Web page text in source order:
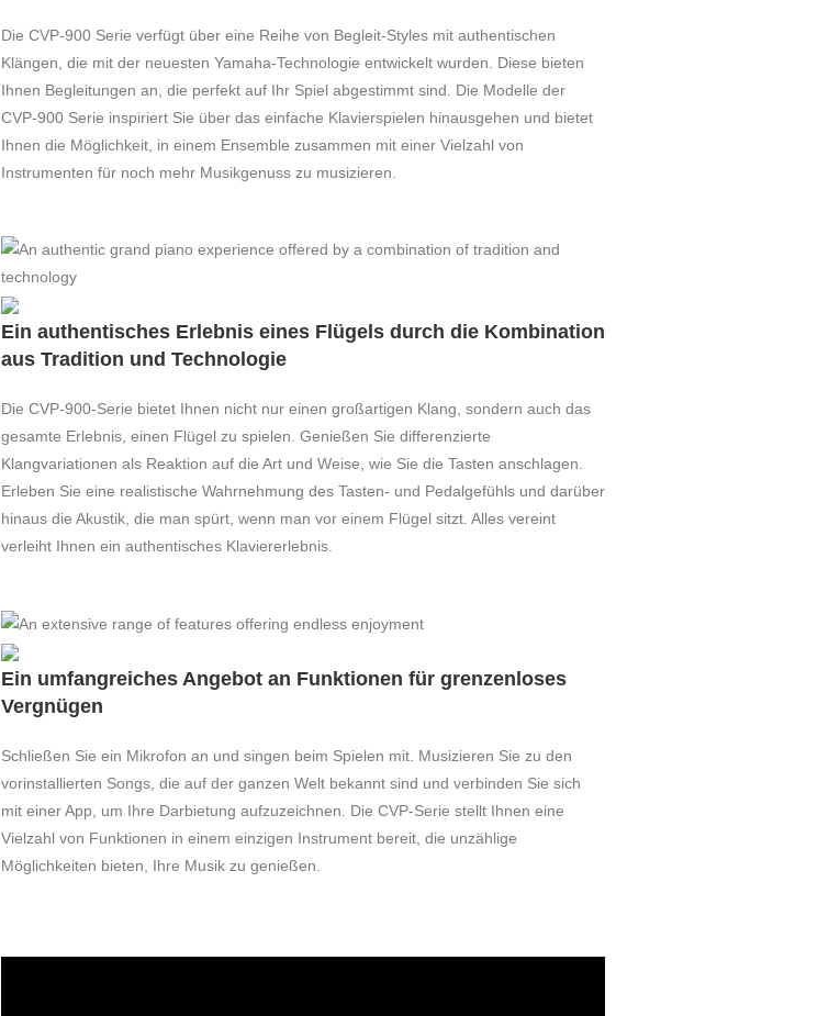
Die CVP-900 Serie verfügt über eine Reihe von Begleit-Styles mit authentischen
Klängen, die mit der neuesten Yamaha-Technologie entwickelt wurden. Diese bieten
Ihnen Begleitungen an, die perfekt auf Ihr Spiel abgestimmt sind. Die Modelle der
CVP-900 Serie inspiriert Sie über das einfache Klavierspielen hinausgehen und bietet
Ihnen die Möglichkeit, in einem Ensemble zusammen mit einer Vielzahl von
Instrumenten für noch mehr Musikgenuss zu musizieren.
Ein authentisches Erlebnis eines Flügels durch die Kombination
aus Tradition und Technologie
Die CVP-900-Serie bietet Ihnen nicht nur einen großartigen Klang, sondern auch das
gesamte Erlebnis, einen Flügel zu spielen. Genießen Sie differenzierte
Klangvariationen als Reaktion auf die Art und Weise, wie Sie die Tasten anschlagen.
Erleben Sie eine realistische Wahrnehmung des Tasten- und Pedalgefühls und darüber
hinaus die Akustik, die man spürt, wenn man vor einem Flügel sitzt. Alles vereint
verleiht Ihnen ein authentisches Klaviererlebnis.
Ein umfangreiches Angebot an Funktionen für grenzenloses
Vergnügen
Schließen Sie ein Mikrofon an und singen beim Spielen mit. Musizieren Sie zu den
vorinstallierten Songs, die auf der ganzen Welt bekannt sind und verbinden Sie sich
mit einer App, um Ihre Darbietung aufzuzeichnen. Die CVP-Serie stellt Ihnen eine
Vielzahl von Funktionen in einem einzigen Instrument bereit, die unzählige
Möglichkeiten bieten, Ihre Musik zu genießen.